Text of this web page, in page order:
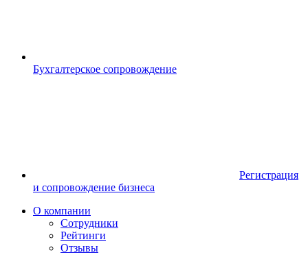
Бухгалтерское сопровождение
Регистрация
и сопровождение бизнеса
О компании
Сотрудники
Рейтинги
Отзывы